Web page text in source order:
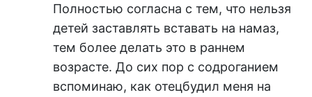
Полностью согласна с тем, что нельзя
детей заставлять вставать на намаз,
тем более делать это в раннем
возрасте. До сих пор с содроганием
вспоминаю, как отецбудил меня на